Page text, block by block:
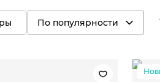
По популярности